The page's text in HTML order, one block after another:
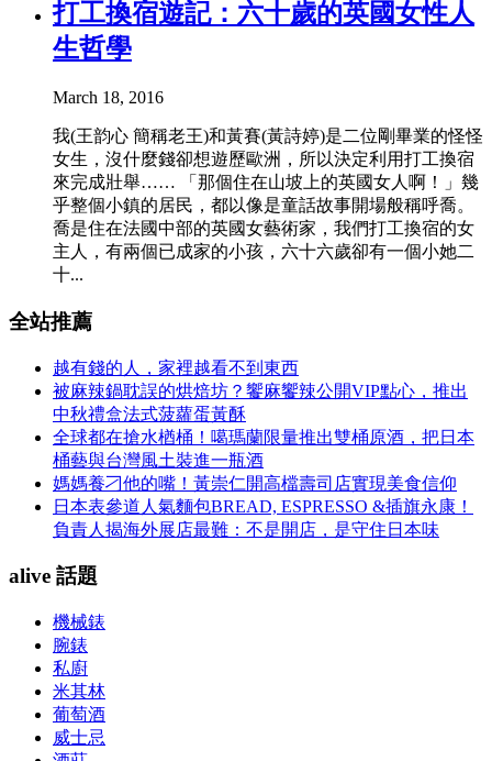
打工換宿遊記：六十歲的英國女性人
生哲學
March 18, 2016
我(王韵心 簡稱老王)和黃賽(黃詩婷)是二位剛畢業的怪怪
女生，沒什麼錢卻想遊歷歐洲，所以決定利用打工換宿
來完成壯舉…… 「那個住在山坡上的英國女人啊！」幾
乎整個小鎮的居民，都以像是童話故事開場般稱呼喬。
喬是住在法國中部的英國女藝術家，我們打工換宿的女
主人，有兩個已成家的小孩，六十六歲卻有一個小她二
十...
全站推薦
越有錢的人，家裡越看不到東西
被麻辣鍋耽誤的烘焙坊？饗麻饗辣公開VIP點心，推出
中秋禮盒法式菠蘿蛋黃酥
全球都在搶水楢桶！噶瑪蘭限量推出雙桶原酒，把日本
桶藝與台灣風土裝進一瓶酒
媽媽養刁他的嘴！黃崇仁開高檔壽司店實現美食信仰
日本表參道人氣麵包BREAD, ESPRESSO &插旗永康！
負責人揭海外展店最難：不是開店，是守住日本味
alive 話題
機械錶
腕錶
私廚
米其林
葡萄酒
威士忌